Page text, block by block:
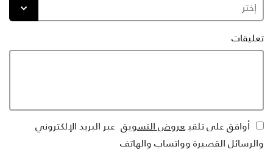
تعليقات
أوافق على تلقي عروض التسويق عبر البريد الإلكتروني
والرسائل القصيرة وواتساب والهاتف